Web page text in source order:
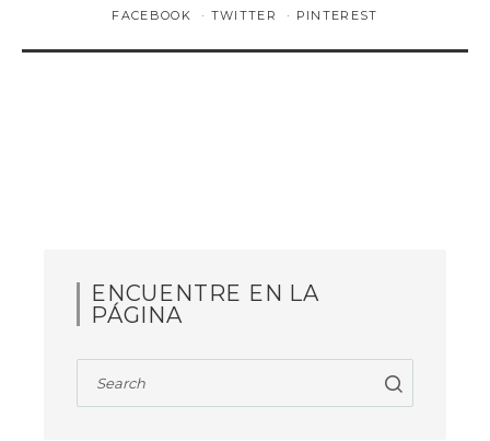
FACEBOOK TWITTER PINTEREST
ENCUENTRE EN LA
PÁGINA